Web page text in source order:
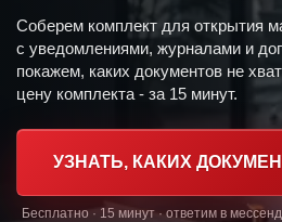
Соберем комплект для открытия
с уведомлениями, журналами и
покажем, каких документов не
цену комплекта - за 15 минут.
УЗНАТЬ, КАКИХ
Бесплатно · 15 минут · ответим в